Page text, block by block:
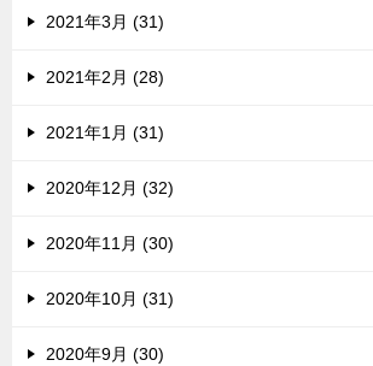
2021年3月 (31)
2021年2月 (28)
2021年1月 (31)
2020年12月 (32)
2020年11月 (30)
2020年10月 (31)
2020年9月 (30)